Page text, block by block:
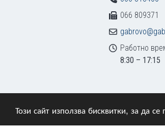
Този сайт използва бисквитки, за да
066 809371
Работно
8:30 – 17:15
© 2009–2026 Община